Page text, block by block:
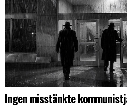
Ingen misstänkte